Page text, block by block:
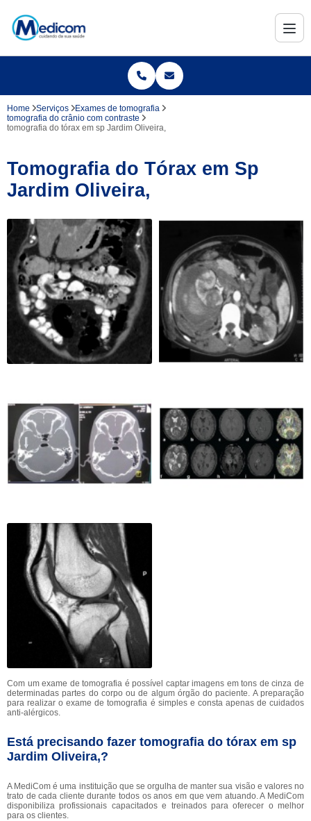
Home Serviços
Exames de tomografia
tomografia do crânio com contraste
tomografia do tórax em sp Jardim Oliveira,
Tomografia do Tórax em Sp
Jardim Oliveira,
Com um exame de tomografia é possível captar imagens em tons de cinza de
determinadas partes do corpo ou de algum órgão do paciente. A preparação
para realizar o exame de tomografia é simples e consta apenas de cuidados
anti-alérgicos.
Está precisando fazer tomografia do tórax em sp
Jardim Oliveira,?
A MediCom é uma instituição que se orgulha de manter sua visão e valores no
trato de cada cliente durante todos os anos em que vem atuando. A MediCom
disponibiliza profissionais capacitados e treinados para oferecer o melhor
para os clientes.